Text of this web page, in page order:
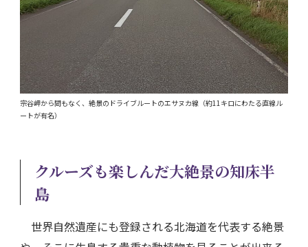
宗谷岬から間もなく、絶景のドライブルートのエサヌカ線（約11キロにわたる直線ル
ートが有名）
クルーズも楽しんだ大絶景の知床半
島
世界自然遺産にも登録される北海道を代表する絶景